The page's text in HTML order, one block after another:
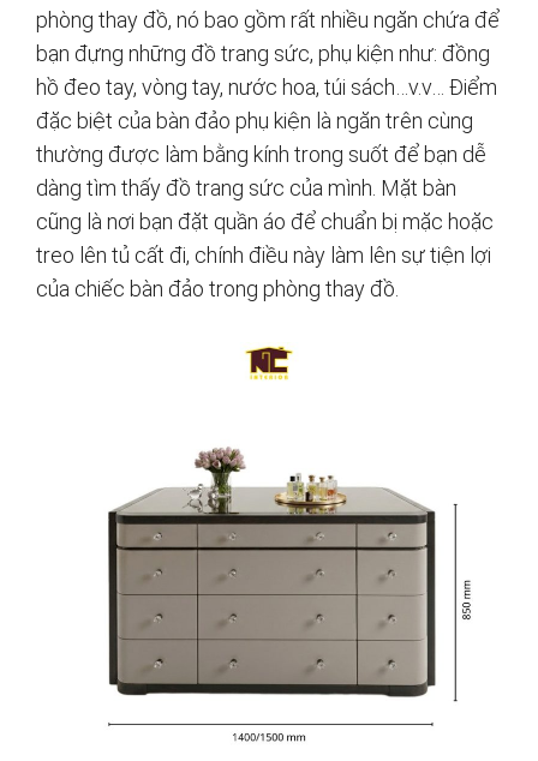
phòng thay đồ, nó bao gồm rất nhiều ngăn chứa để
bạn đựng những đồ trang sức, phụ kiện như: đồng
hồ đeo tay, vòng tay, nước hoa, túi sách…v.v… Điểm
đặc biệt của bàn đảo phụ kiện là ngăn trên cùng
thường được làm bằng kính trong suốt để bạn dễ
dàng tìm thấy đồ trang sức của mình. Mặt bàn
cũng là nơi bạn đặt quần áo để chuẩn bị mặc hoặc
treo lên tủ cất đi, chính điều này làm lên sự tiện lợi
của chiếc bàn đảo trong phòng thay đồ.